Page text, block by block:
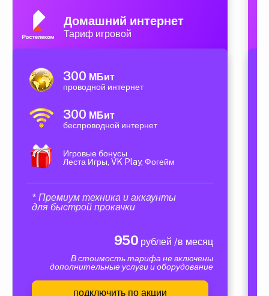
Домашний интернет
Тариф игровой
300 МБит
проводной интернет
300 МБит
беспроводной интернет
Игровые бонусы
Леста Игры, VK Play, Фогейм
* Премиум техника и аккаунты
для быстрой прокачки
950 рублей /в месяц
В стоимость тарифа не включены
дополнительные услуги и оборудование
подключить по акции